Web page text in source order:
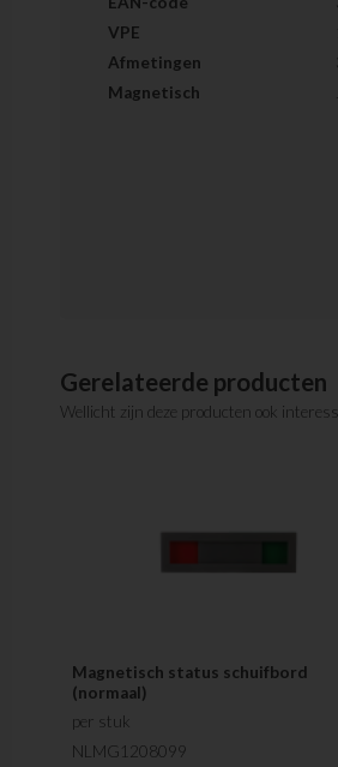
VPE
Afmetingen
Magnetisch
Gerelateerde producten
Wellicht zijn deze producten ook
Magnetisch status schuifbord
(normaal)
per stuk
NLMG1208099